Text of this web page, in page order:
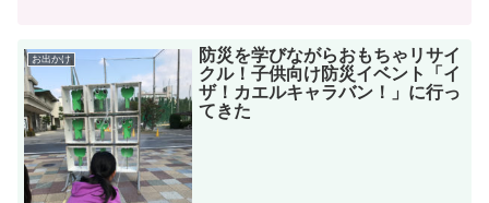
お出かけ
防災を学びながらおもちゃリサイ
クル！子供向け防災イベント「イ
ザ！カエルキャラバン！」に行っ
てきた